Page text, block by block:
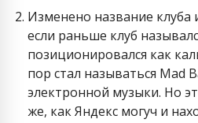
Изменено название клуба
если раньше клуб
позиционировался как
пор стал называться Mad
электронной музыки. Но
же, как Яндекс могуч и